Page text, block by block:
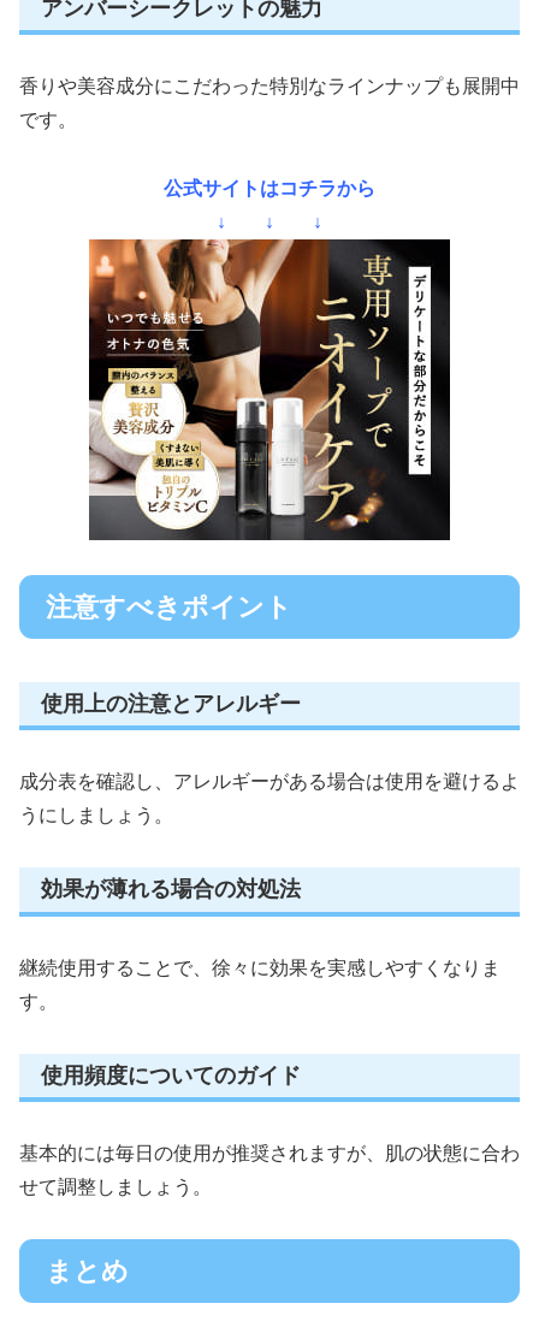
アンバーシークレットの魅力
香りや美容成分にこだわった特別なラインナップも展開中
です。
公式サイトはコチラから
↓ ↓ ↓
注意すべきポイント
使用上の注意とアレルギー
成分表を確認し、アレルギーがある場合は使用を避けるよ
うにしましょう。
効果が薄れる場合の対処法
継続使用することで、徐々に効果を実感しやすくなりま
す。
使用頻度についてのガイド
基本的には毎日の使用が推奨されますが、肌の状態に合わ
せて調整しましょう。
まとめ